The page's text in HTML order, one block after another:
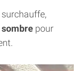
pour